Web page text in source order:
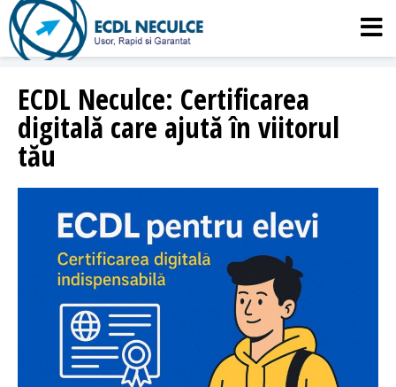
ECDL Neculce: Certificarea
digitală care ajută în viitorul
tău